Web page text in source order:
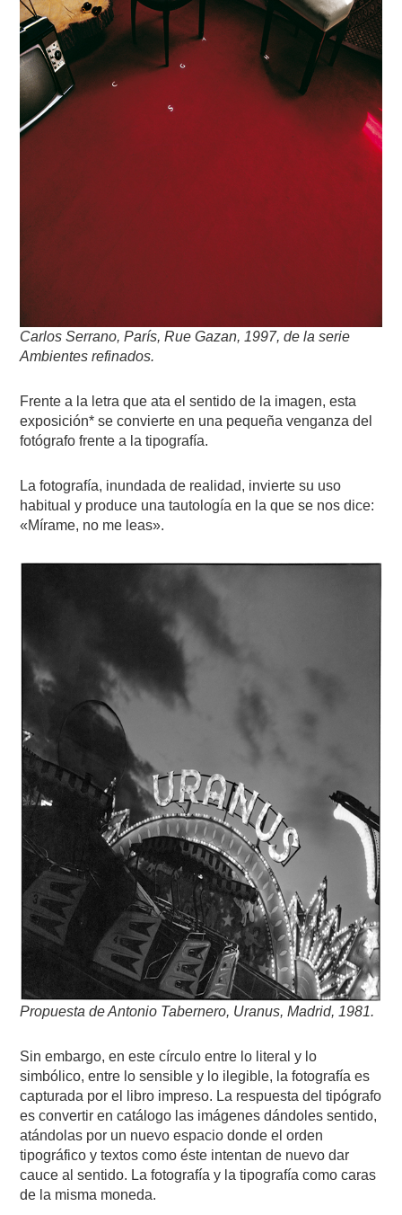
Carlos Serrano, París, Rue Gazan, 1997, de la serie
Ambientes refinados.
Frente a la letra que ata el sentido de la imagen, esta
exposición* se convierte en una pequeña venganza del
fotógrafo frente a la tipografía.
La fotografía, inundada de realidad, invierte su uso
habitual y produce una tautología en la que se nos dice:
«Mírame, no me leas».
Propuesta de Antonio Tabernero, Uranus, Madrid, 1981.
Sin embargo, en este círculo entre lo literal y lo
simbólico, entre lo sensible y lo ilegible, la fotografía es
capturada por el libro impreso. La respuesta del tipógrafo
es convertir en catálogo las imágenes dándoles sentido,
atándolas por un nuevo espacio donde el orden
tipográfico y textos como éste intentan de nuevo dar
cauce al sentido. La fotografía y la tipografía como caras
de la misma moneda.